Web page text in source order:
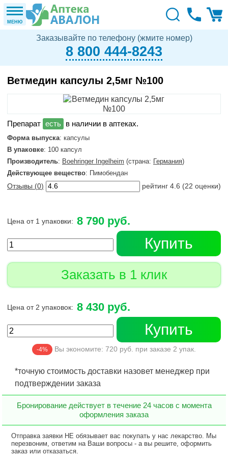
МЕНЮ
Заказывайте по телефону (жмите номер)
8 800 444-8243
Ветмедин капсулы 2,5мг №100
в наличии в аптеках.
Форма выпуска: капсулы
В упаковке: 100 капсул
Производитель: Boehringer Ingelheim (страна: Германия)
Действующее вещество: Пимобендан
Отзывы (0) рейтинг 4.6 (22 оценки)
Цена от 1 упаковки: 8 790 руб.
Купить
Заказать в 1 клик
Цена от 2 упаковок: 8 430 руб.
Купить
-4% Вы экономите: 720 руб. при заказе 2 упак.
*точную стоимость доставки назовет менеджер при
подтверждении заказа
Бронирование действует в течение 24 часов с момента
оформления заказа
Отправка заявки НЕ обязывает вас покупать у нас лекарство. Мы
перезвоним, ответим на Ваши вопросы - а вы решите, оформить
заказ или отказаться.